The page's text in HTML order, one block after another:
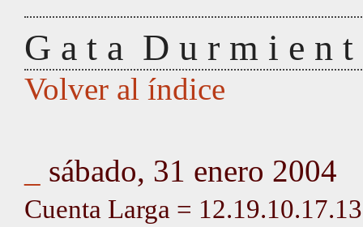
G a t a D u r m i e n
Volver al índice
sábado, 31 enero 2004
Cuenta Larga =